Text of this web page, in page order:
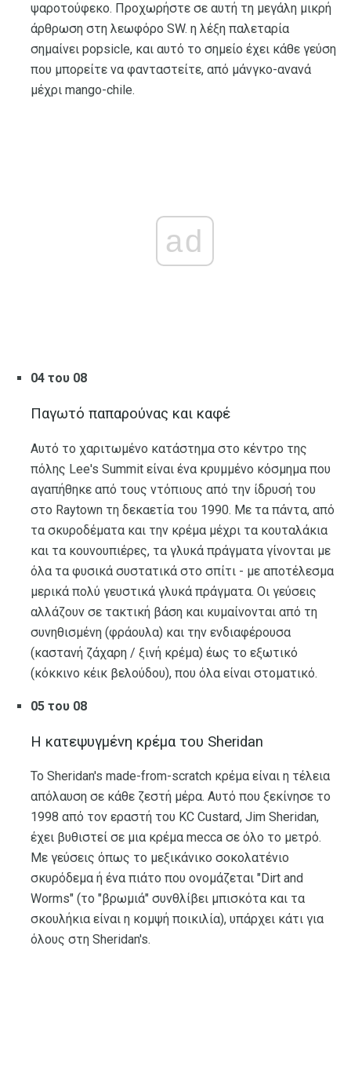
ψαροτούφεκο. Προχωρήστε σε αυτή τη μεγάλη μικρή
άρθρωση στη λεωφόρο SW. η λέξη παλεταρία
σημαίνει popsicle, και αυτό το σημείο έχει κάθε γεύση
που μπορείτε να φανταστείτε, από μάνγκο-ανανά
μέχρι mango-chile.
ad
04 του 08
Παγωτό παπαρούνας και καφέ
Αυτό το χαριτωμένο κατάστημα στο κέντρο της
πόλης Lee's Summit είναι ένα κρυμμένο κόσμημα που
αγαπήθηκε από τους ντόπιους από την ίδρυσή του
στο Raytown τη δεκαετία του 1990. Με τα πάντα, από
τα σκυροδέματα και την κρέμα μέχρι τα κουταλάκια
και τα κουνουπιέρες, τα γλυκά πράγματα γίνονται με
όλα τα φυσικά συστατικά στο σπίτι - με αποτέλεσμα
μερικά πολύ γευστικά γλυκά πράγματα. Οι γεύσεις
αλλάζουν σε τακτική βάση και κυμαίνονται από τη
συνηθισμένη (φράουλα) και την ενδιαφέρουσα
(καστανή ζάχαρη / ξινή κρέμα) έως το εξωτικό
(κόκκινο κέικ βελούδου), που όλα είναι στοματικό.
05 του 08
Η κατεψυγμένη κρέμα του Sheridan
Το Sheridan's made-from-scratch κρέμα είναι η τέλεια
απόλαυση σε κάθε ζεστή μέρα. Αυτό που ξεκίνησε το
1998 από τον εραστή του KC Custard, Jim Sheridan,
έχει βυθιστεί σε μια κρέμα mecca σε όλο το μετρό.
Με γεύσεις όπως το μεξικάνικο σοκολατένιο
σκυρόδεμα ή ένα πιάτο που ονομάζεται "Dirt and
Worms" (το "βρωμιά" συνθλίβει μπισκότα και τα
σκουλήκια είναι η κομψή ποικιλία), υπάρχει κάτι για
όλους στη Sheridan's.